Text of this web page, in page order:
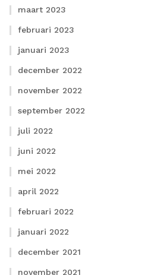
maart 2023
februari 2023
januari 2023
december 2022
november 2022
september 2022
juli 2022
juni 2022
mei 2022
april 2022
februari 2022
januari 2022
december 2021
november 2021